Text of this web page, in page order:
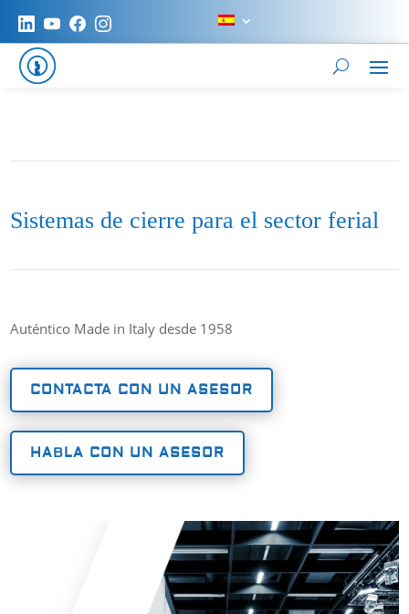
Sistemas de cierre para el sector ferial
Auténtico Made in Italy desde 1958
CONTACTA CON UN ASESOR
HABLA CON UN ASESOR